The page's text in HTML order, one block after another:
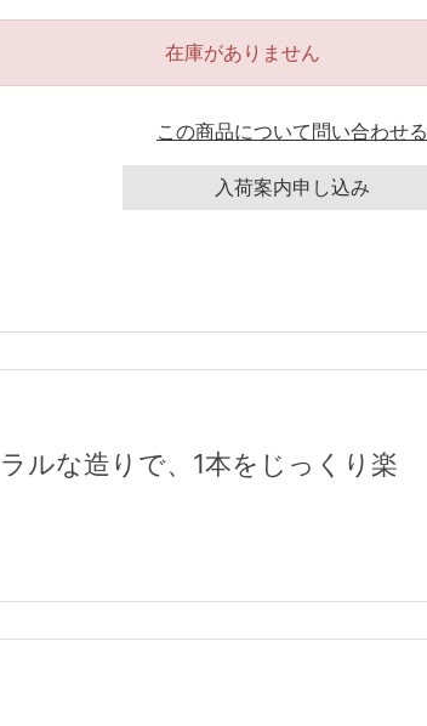
在庫がありません
入荷案内申し込み
この商品について問い合わせる
ルな造りで、1本をじっくり楽